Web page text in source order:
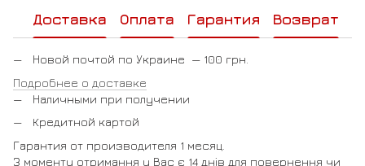
Доставка Оплата Гарантия Возврат
Новой почтой по Украине — 100 грн.
Подробнее о доставке
Наличными при получении
Кредитной картой
Гарантия от производителя 1 месяц.
З моменту отримання у Вас є 14 днів для повернення чи